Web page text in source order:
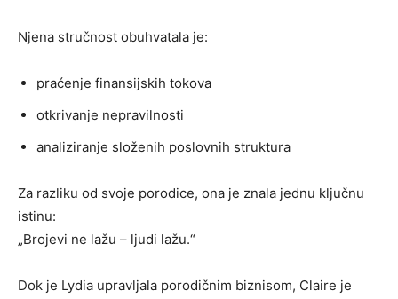
Njena stručnost obuhvatala je:
praćenje finansijskih tokova
otkrivanje nepravilnosti
analiziranje složenih poslovnih struktura
Za razliku od svoje porodice, ona je znala jednu ključnu
istinu:
„Brojevi ne lažu – ljudi lažu.“
Dok je Lydia upravljala porodičnim biznisom, Claire je